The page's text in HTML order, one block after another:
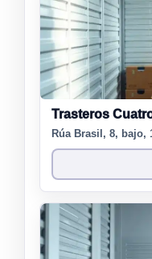
Trasteros
Rúa Brasil, 8, bajo,